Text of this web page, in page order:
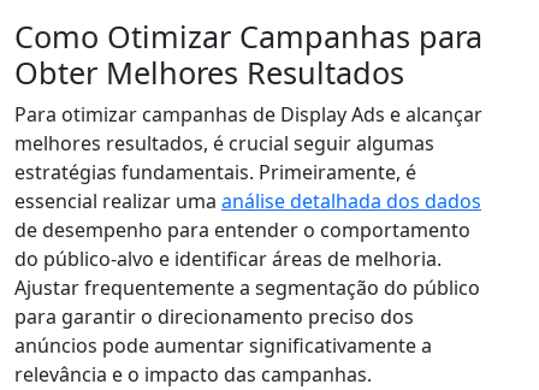
Como Otimizar Campanhas para
Obter Melhores Resultados
Para otimizar campanhas de Display Ads e alcançar
melhores resultados, é crucial seguir algumas
estratégias fundamentais. Primeiramente, é
essencial realizar uma análise detalhada dos dados
de desempenho para entender o comportamento
do público-alvo e identificar áreas de melhoria.
Ajustar frequentemente a segmentação do público
para garantir o direcionamento preciso dos
anúncios pode aumentar significativamente a
relevância e o impacto das campanhas.